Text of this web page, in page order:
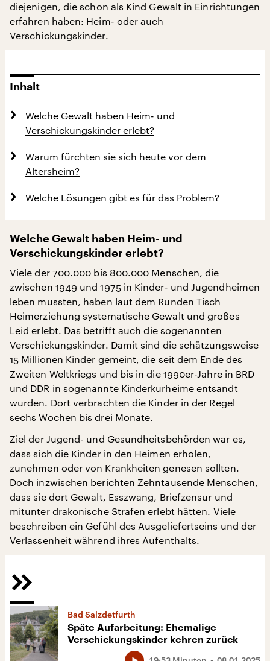
diejenigen, die schon als Kind Gewalt in Einrichtungen
erfahren haben: Heim- oder auch
Verschickungskinder.
Inhalt
Welche Gewalt haben Heim- und
Verschickungskinder erlebt?
Warum fürchten sie sich heute vor dem
Altersheim?
Welche Lösungen gibt es für das Problem?
Welche Gewalt haben Heim- und
Verschickungskinder erlebt?
Viele der 700.000 bis 800.000 Menschen, die
zwischen 1949 und 1975 in Kinder- und Jugendheimen
leben mussten, haben laut dem Runden Tisch
Heimerziehung systematische Gewalt und großes
Leid erlebt. Das betrifft auch die sogenannten
Verschickungskinder. Damit sind die schätzungsweise
15 Millionen Kinder gemeint, die seit dem Ende des
Zweiten Weltkriegs und bis in die 1990er-Jahre in BRD
und DDR in sogenannte Kinderkurheime entsandt
wurden. Dort verbrachten die Kinder in der Regel
sechs Wochen bis drei Monate.
Ziel der Jugend- und Gesundheitsbehörden war es,
dass sich die Kinder in den Heimen erholen,
zunehmen oder von Krankheiten genesen sollten.
Doch inzwischen berichten Zehntausende Menschen,
dass sie dort Gewalt, Esszwang, Briefzensur und
mitunter drakonische Strafen erlebt hätten. Viele
beschreiben ein Gefühl des Ausgeliefertseins und der
Verlassenheit während ihres Aufenthalts.
Bad Salzdetfurth
Späte Aufarbeitung: Ehemalige
Verschickungskinder kehren zurück